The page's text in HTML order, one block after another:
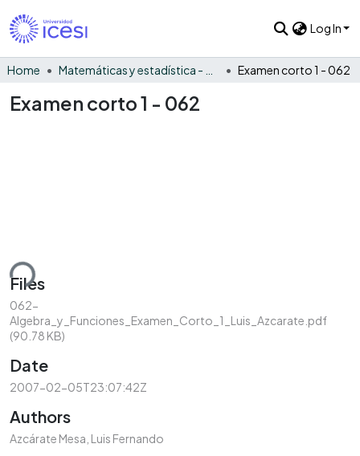
Log In
Home Examen corto 1 - 062
Examen corto 1 - 062
Files
062-
Algebra_y_Funciones_Examen_Corto_1_Luis_Azcarate.pdf
(90.78 KB)
Date
2007-02-05T23:07:42Z
Authors
Azcárate Mesa, Luis Fernando